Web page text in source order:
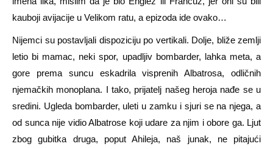
kauboji avijacije u Velikom ratu, a epizoda ide ovako…
Nijemci su postavljali dispoziciju po vertikali. Dolje, bliže zemlji
letio bi mamac, neki spor, upadljiv bombarder, lahka meta, a
gore prema suncu eskadrila visprenih Albatrosa, odličnih
njemačkih monoplana. I tako, prijatelj našeg heroja nađe se u
sredini. Ugleda bombarder, uleti u zamku i sjuri se na njega, a
od sunca nije vidio Albatrose koji udare za njim i obore ga. Ljut
zbog gubitka druga, poput Ahileja, naš junak, ne pitajući